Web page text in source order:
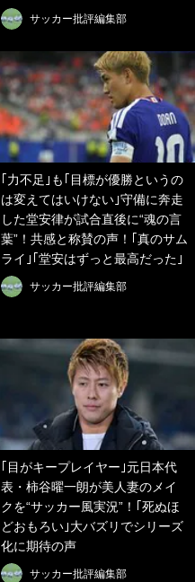
サッカー批評編集部
｢力不足｣も｢目標が優勝というの
は変えてはいけない｣守備に奔走
した堂安律が試合直後に“魂の言
葉”！共感と称賛の声！｢真のサム
ライ｣｢堂安はずっと最高だった｣
サッカー批評編集部
｢目がキープレイヤー｣元日本代
表・柿谷曜一朗が美人妻のメイ
クを“サッカー風実況”！｢死ぬほ
どおもろい｣大バズリでシリーズ
化に期待の声
サッカー批評編集部